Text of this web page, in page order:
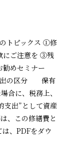
トピックス ①修
にご注意を ③残
めセミナー
出の区分 保有
合に、税務上、
支出”として資産
、この修繕費と
、PDFをダウ